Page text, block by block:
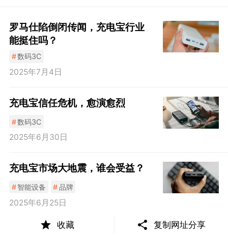
罗马仕陷倒闭传闻，充电宝行业
能挺住吗？
#数码3C
2025年7月4日
充电宝信任危机，愈演愈烈
#数码3C
2025年6月30日
充电宝市场大地震，谁会受益？
#智能设备 #品牌
2025年6月25日
倍思陷入“中间地带”，原厂与白牌
收藏 复制网址分享